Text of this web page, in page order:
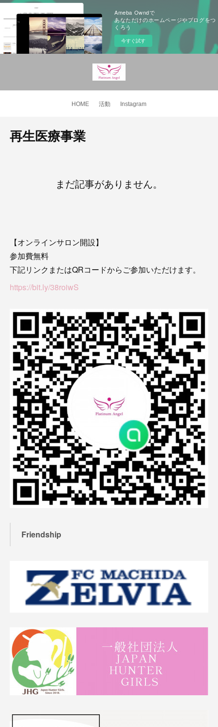
Ameba Owndで
あなただけのホームページやブログをつ
くろう
今すぐ試す
HOME 活動 Instagram
再生医療事業
まだ記事がありません。
【オンラインサロン開設】
参加費無料
下記リンクまたはQRコードからご参加いただけます。
https://bit.ly/38roiwS
Friendship